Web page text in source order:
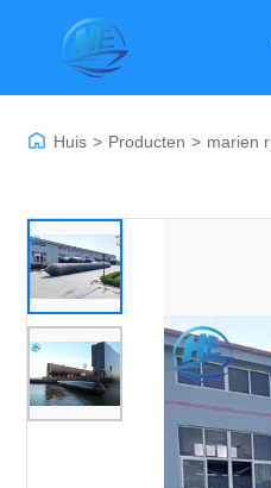
Huis > Producten > marien